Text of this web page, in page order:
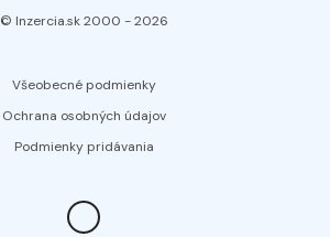
© Inzercia.sk 2000 -2026
Všeobecné podmienky
Ochrana osobných údajov
Podmienky pridávania